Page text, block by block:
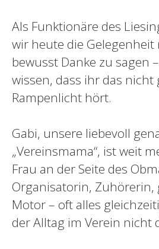
Als Funktionäre des
wir heute die
bewusst Danke zu sagen
wissen, dass ihr das nicht
Rampenlicht hört.
Gabi, unsere liebevoll
„Vereinsmama“, ist weit
Frau an der Seite des
Organisatorin, Zuhörerin,
Motor – oft alles
der Alltag im Verein nicht